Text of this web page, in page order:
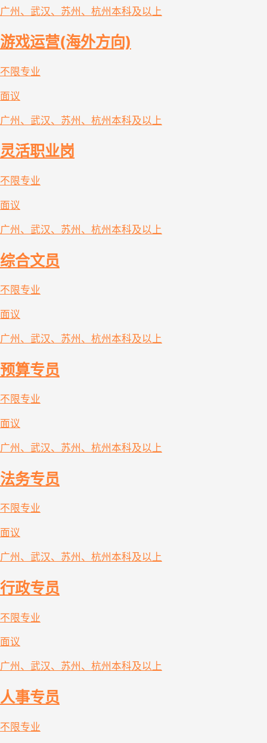
广州、武汉、苏州、杭州 本科及以上
游戏运营(海外方向)
不限专业
面议
广州、武汉、苏州、杭州 本科及以上
灵活职业岗
不限专业
面议
广州、武汉、苏州、杭州 本科及以上
综合文员
不限专业
面议
广州、武汉、苏州、杭州 本科及以上
预算专员
不限专业
面议
广州、武汉、苏州、杭州 本科及以上
法务专员
不限专业
面议
广州、武汉、苏州、杭州 本科及以上
行政专员
不限专业
面议
广州、武汉、苏州、杭州 本科及以上
人事专员
不限专业